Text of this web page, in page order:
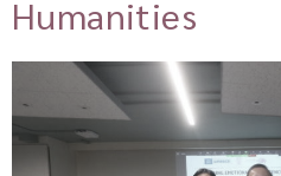
Humanities